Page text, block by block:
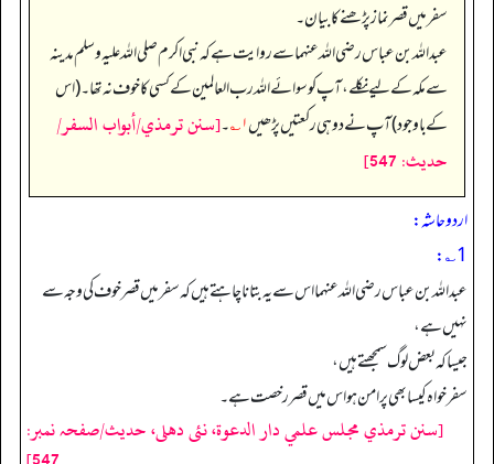
سفر میں قصر نماز پڑھنے کا بیان۔
عبداللہ بن عباس رضی الله عنہما سے روایت ہے کہ نبی اکرم صلی اللہ علیہ وسلم مدینہ
سے مکہ کے لیے نکلے، آپ کو سوائے اللہ رب العالمین کے کسی کا خوف نہ تھا۔ (اس
کے باوجود) آپ نے دو ہی رکعتیں پڑھیں۱؎ ۔[سنن ترمذي/أبواب السفر/
حدیث: 547]
اردو حاشہ:
1؎:
عبداللہ بن عباس رضی اللہ عنہما اس سے یہ بتانا چاہتے ہیں کہ سفر میں قصر خوف کی وجہ سے
نہیں ہے،
جیسا کہ بعض لوگ سمجھتے ہیں،
سفر خواہ کیسا بھی پر امن ہو اس میں قصر رخصت ہے۔
[سنن ترمذي مجلس علمي دار الدعوة، نئى دهلى، حدیث/صفحہ نمبر: